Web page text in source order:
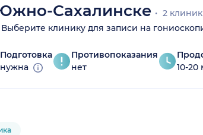
Сахалинске
2
клинику для записи на
Подготовка
нужна
Противопоказания
нет
10-20